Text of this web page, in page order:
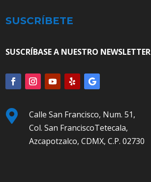
SUSCRÍBETE
SUSCRÍBASE A NUESTRO NEWSLETTER

Calle San Francisco, Num. 51,
Col. San FranciscoTetecala,
Azcapotzalco, CDMX, C.P. 02730